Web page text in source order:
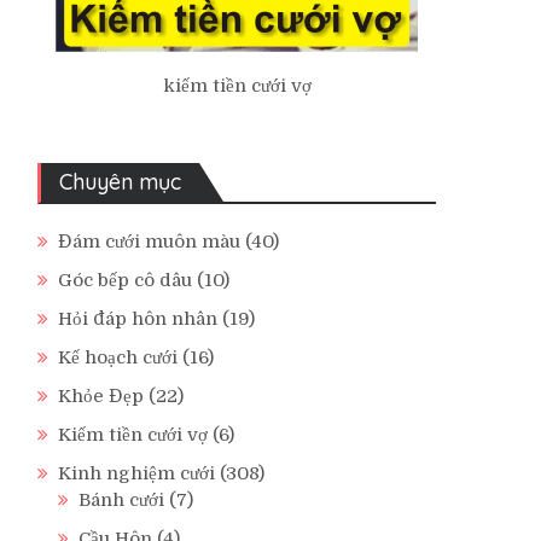
kiếm tiền cưới vợ
Chuyên mục
Đám cưới muôn màu (40)
Góc bếp cô dâu (10)
Hỏi đáp hôn nhân (19)
Kế hoạch cưới (16)
Khỏe Đẹp (22)
Kiếm tiền cưới vợ (6)
Kinh nghiệm cưới (308)
Bánh cưới (7)